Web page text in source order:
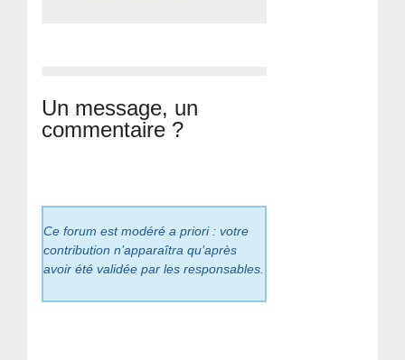
Un message, un
commentaire ?
Ce forum est modéré a priori : votre
contribution n’apparaîtra qu’après
avoir été validée par les responsables.